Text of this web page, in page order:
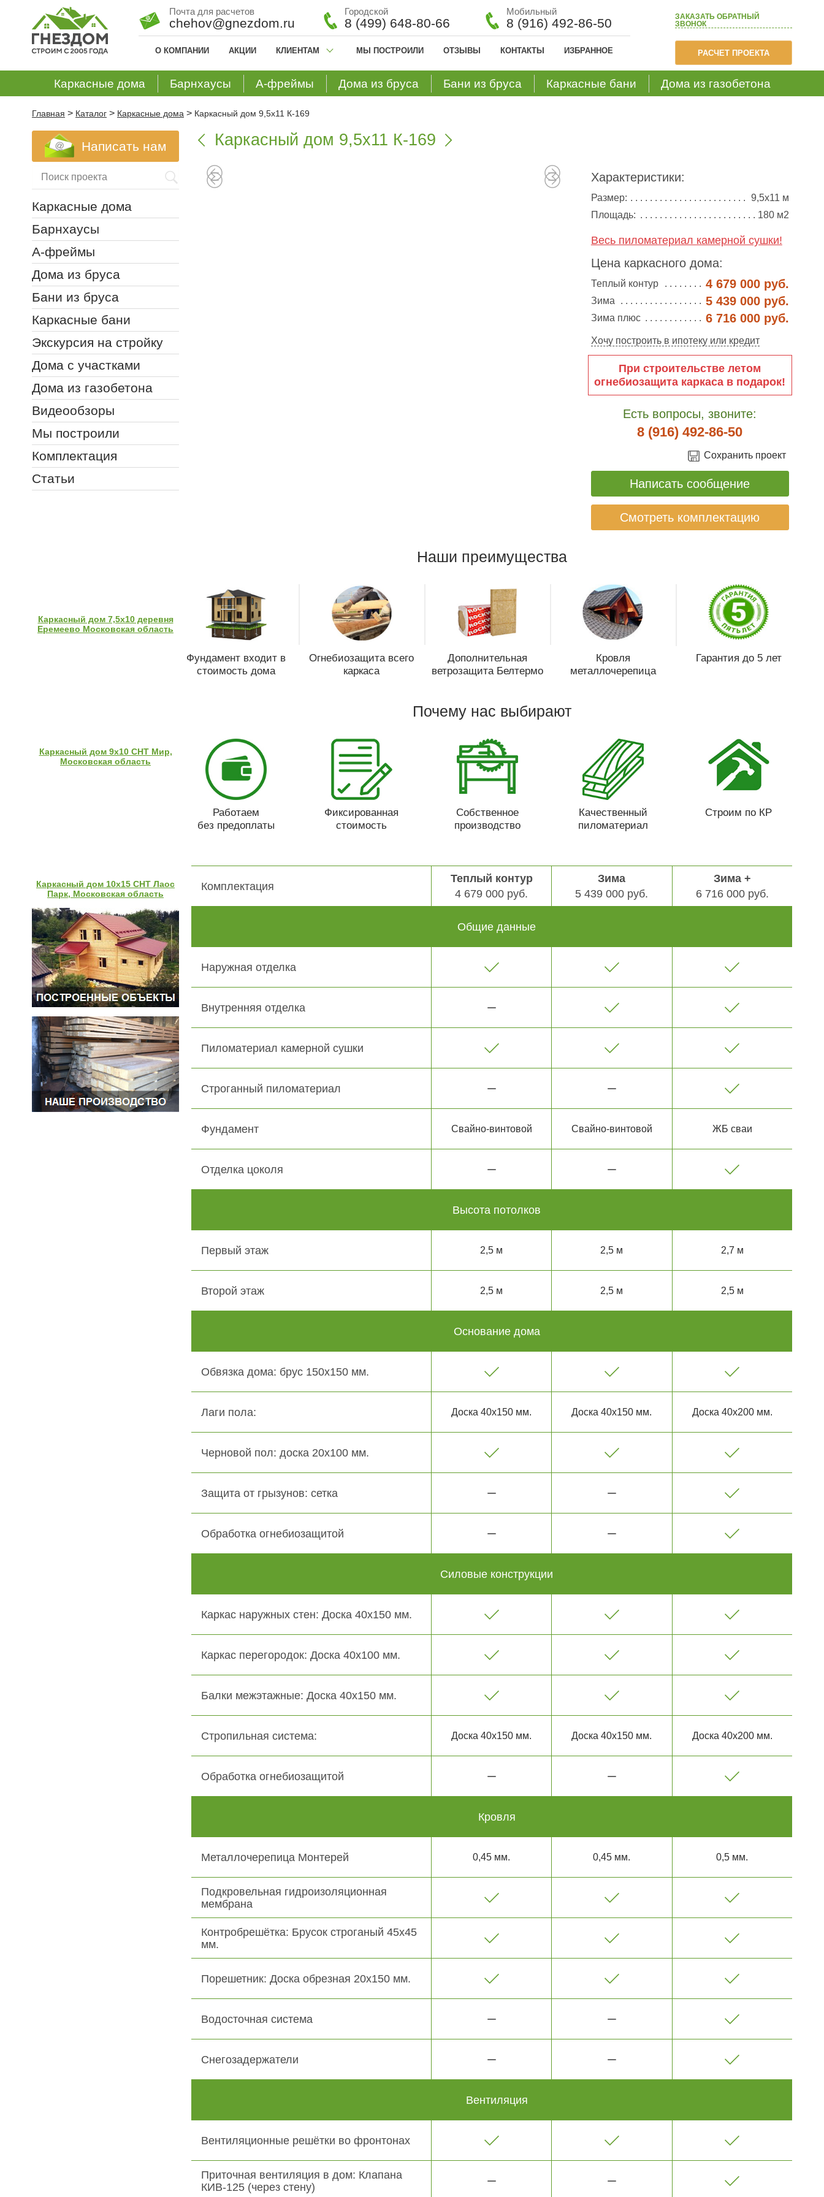
ЗАКАЗАТЬ ОБРАТНЫЙ
ЗВОНОК
РАСЧЕТ ПРОЕКТА
Почта для расчетов
chehov@gnezdom.ru
Городской
8 (499) 648-80-66
Мобильный
8 (916) 492-86-50
О КОМПАНИИ АКЦИИ КЛИЕНТАМ МЫ ПОСТРОИЛИ ОТЗЫВЫ КОНТАКТЫ ИЗБРАННОЕ
Каркасные дома Барнхаусы А-фреймы Дома из бруса Бани из бруса Каркасные бани Дома из газобетона
Главная > Каталог > Каркасные дома > Каркасный дом 9,5х11 К-169
 Каркасный дом 9,5х11 К-169 
Характеристики:
Размер:
9,5х11 м
Площадь:
180 м2
Весь пиломатериал камерной сушки!
Цена каркасного дома:
Теплый контур 4 679 000 руб.
Зима 5 439 000 руб.
Зима плюс 6 716 000 руб.
Хочу построить в ипотеку или кредит
При строительстве летом
огнебиозащита каркаса в подарок!
Есть вопросы, звоните:
8 (916) 492-86-50
Сохранить проект
Написать сообщение
Смотреть комплектацию
Наши преимущества
Фундамент входит в
стоимость дома
Огнебиозащита всего
каркаса
Дополнительная
ветрозащита Белтермо
Кровля
металлочерепица
Гарантия до 5 лет
Почему нас выбирают
Работаем
без предоплаты
Фиксированная
стоимость
Собственное
производство
Качественный
пиломатериал
Строим по КР
Комплектация
Теплый контур
4 679 000 руб.
Зима
5 439 000 руб.
Зима +
6 716 000 руб.
Общие данные
Наружная отделка
Внутренняя отделка
Пиломатериал камерной сушки
Строганный пиломатериал
Фундамент Свайно-винтовой Свайно-винтовой ЖБ сваи
Отделка цоколя
Высота потолков
Первый этаж 2,5 м 2,5 м 2,7 м
Второй этаж 2,5 м 2,5 м 2,5 м
Основание дома
Обвязка дома: брус 150х150 мм.
Лаги пола: Доска 40х150 мм. Доска 40х150 мм. Доска 40х200 мм.
Черновой пол: доска 20х100 мм.
Защита от грызунов: сетка
Обработка огнебиозащитой
Силовые конструкции
Каркас наружных стен: Доска 40х150 мм.
Каркас перегородок: Доска 40х100 мм.
Балки межэтажные: Доска 40х150 мм.
Стропильная система: Доска 40х150 мм. Доска 40х150 мм. Доска 40х200 мм.
Обработка огнебиозащитой
Кровля
Металлочерепица Монтерей 0,45 мм. 0,45 мм. 0,5 мм.
Подкровельная гидроизоляционная
мембрана
Контробрешётка: Брусок строганый 45х45
мм.
Порешетник: Доска обрезная 20х150 мм.
Водосточная система
Снегозадержатели
Вентиляция
Вентиляционные решётки во фронтонах
Приточная вентиляция в дом: Клапана
КИВ-125 (через стену)
Написать нам
Каркасные дома
Барнхаусы
А-фреймы
Дома из бруса
Бани из бруса
Каркасные бани
Экскурсия на стройку
Дома с участками
Дома из газобетона
Видеообзоры
Мы построили
Комплектация
Статьи
Каркасный дом 7,5х10 деревня
Еремеево Московская область
Каркасный дом 9х10 СНТ Мир,
Московская область
Каркасный дом 10х15 СНТ Лаос
Парк, Московская область